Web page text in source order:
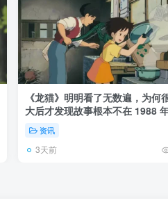
《龙猫》明明看了无数遍，为何
大后才发现故事根本不在 1988
资讯
3天前